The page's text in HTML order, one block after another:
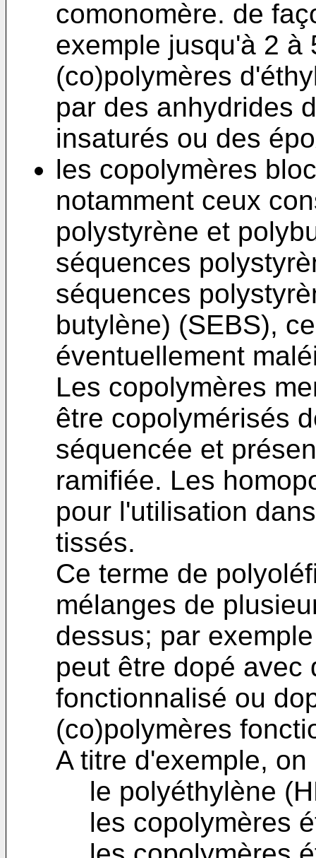
comonomère. de
exemple jusqu'à 2 à
(co)polymères
par des anhydrides
insaturés ou des
les copolymères
notamment ceux
polystyrène et
séquences
séquences
butylène) (SEBS),
éventuellement
Les copolymères
être copolymérisés
séquencée et
ramifiée. Les
pour l'utilisation
tissés.
Ce terme de
mélanges de
dessus; par
peut être dopé avec
fonctionnalisé ou
(co)polymères
A titre d'exemple,
le polyéthylène
les copolymères